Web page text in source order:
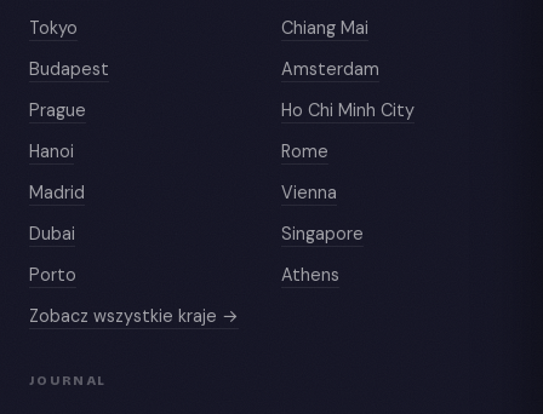
Tokyo
Chiang Mai
Budapest
Amsterdam
Prague
Ho Chi Minh City
Hanoi
Rome
Madrid
Vienna
Dubai
Singapore
Porto
Athens
Zobacz wszystkie kraje →
JOURNAL